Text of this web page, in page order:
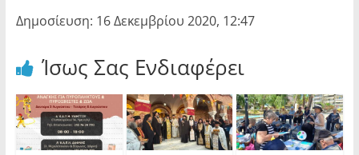
Δημοσίευση: 16 Δεκεμβρίου 2020, 12:47
Ίσως Σας Ενδιαφέρει